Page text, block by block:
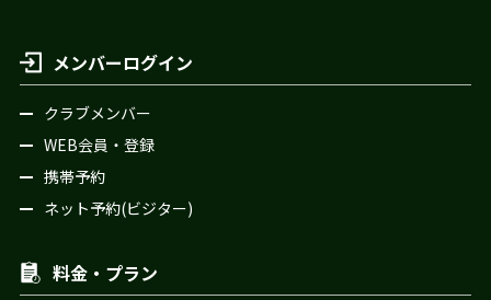
メンバーログイン
クラブメンバー
WEB会員・登録
携帯予約
ネット予約(ビジター)
料金・プラン